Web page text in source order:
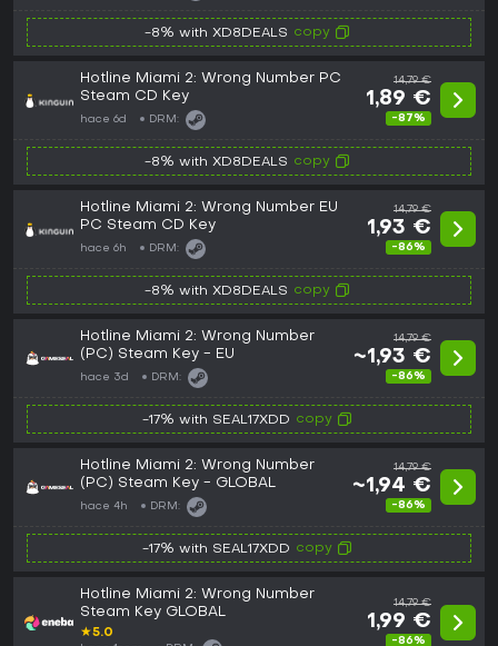
-8% with XD8DEALS copy
Hotline Miami 2: Wrong Number PC
Steam CD Key
hace 6d DRM:
14,79 €
1,89 €
-87%
-8% with XD8DEALS copy
Hotline Miami 2: Wrong Number EU
PC Steam CD Key
hace 6h DRM:
14,79 €
1,93 €
-86%
-8% with XD8DEALS copy
Hotline Miami 2: Wrong Number
(PC) Steam Key - EU
hace 3d DRM:
14,79 €
~1,93 €
-86%
-17% with SEAL17XDD copy
Hotline Miami 2: Wrong Number
(PC) Steam Key - GLOBAL
hace 4h DRM:
14,79 €
~1,94 €
-86%
-17% with SEAL17XDD copy
Hotline Miami 2: Wrong Number
Steam Key GLOBAL
★5.0
14,79 €
1,99 €
-86%